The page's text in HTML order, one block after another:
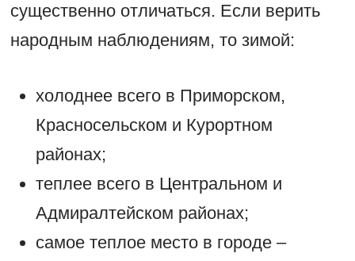
существенно отличаться. Если верить
народным наблюдениям, то зимой:
холоднее всего в Приморском,
Красносельском и Курортном
районах;
теплее всего в Центральном и
Адмиралтейском районах;
самое теплое место в городе –